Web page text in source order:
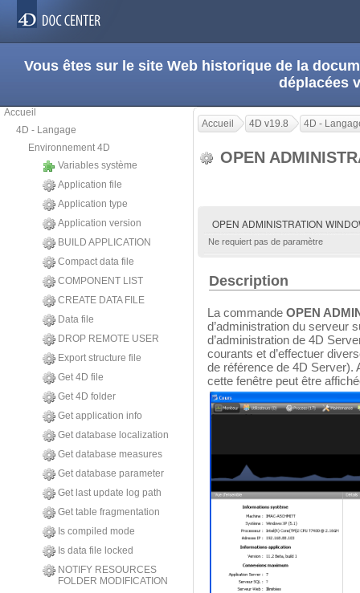
Vous êtes sur le site Web historique de la
déplacées
Accueil
4D - Langage
Environnement 4D
Variables système
Application file
Application type
Application version
BUILD APPLICATION
Compact data file
COMPONENT LIST
CREATE DATA FILE
Data file
DROP REMOTE USER
Export structure file
Get 4D file
Get 4D folder
Get application info
Get database localization
Get database measures
Get database parameter
Get last update log path
Get table fragmentation
Is compiled mode
Is data file locked
NOTIFY RESOURCES
FOLDER MODIFICATION
Accueil 4D v19.8 4D -
OPEN
OPEN ADMINISTRATION
Ne requiert pas de paramètre
Description
La commande OPEN
d’administration du serveur
d’administration de 4D
courants et d’effectuer
de référence de 4D Server).
cette fenêtre peut être